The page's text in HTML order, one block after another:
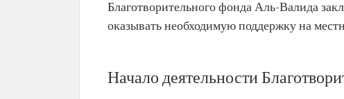
Благотворительного фонда Аль-Валида
оказывать необходимую поддержку на
Начало деятельности